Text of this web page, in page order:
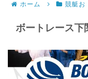
ホーム 競艇お
ボートレース下